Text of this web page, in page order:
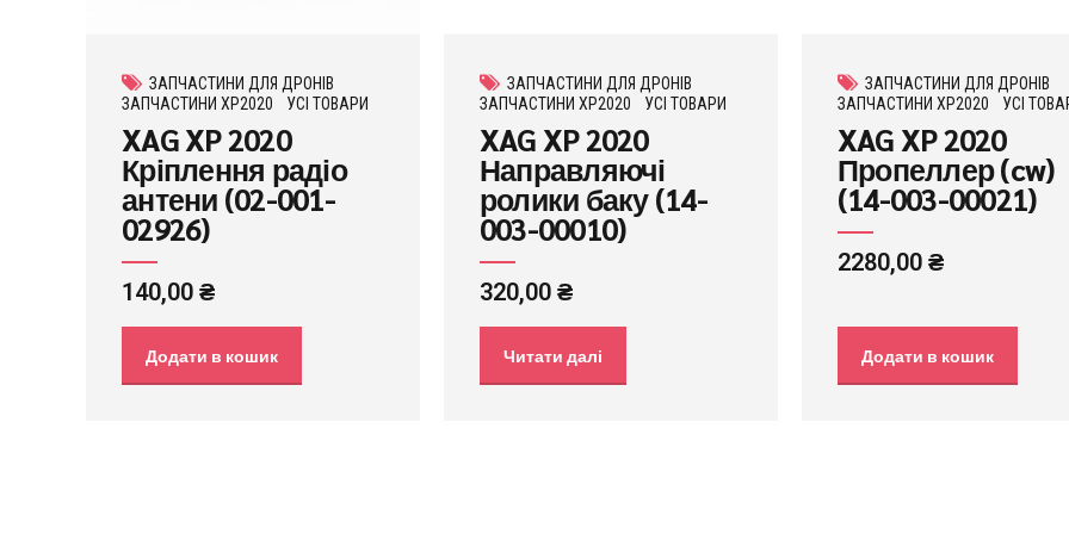
ЗАПЧАСТИНИ ДЛЯ ДРОНІВ
ЗАПЧАСТИНИ XP2020
УСІ ТОВАРИ
XAG XP 2020
Кріплення радіо
антени (02-001-
02926)
140,00 ₴
Додати в кошик
ЗАПЧАСТИНИ ДЛЯ ДРОНІВ
ЗАПЧАСТИНИ XP2020
УСІ ТОВАРИ
XAG XP 2020
Направляючі
ролики баку (14-
003-00010)
320,00 ₴
Читати далі
ЗАПЧАСТИНИ ДЛЯ ДРОНІВ
ЗАПЧАСТИНИ XP2020
УСІ
XAG XP 2020
Пропеллер (cw)
(14-003-00021)
2280,00 ₴
Додати в кошик